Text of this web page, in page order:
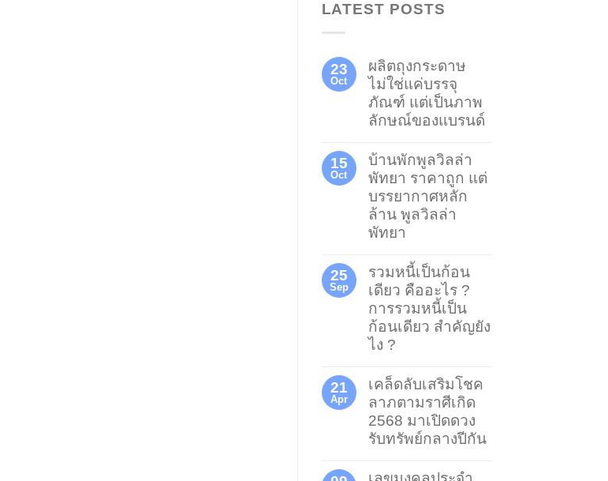
LATEST POSTS
23
Oct
ผลิตถุงกระดาษ
ไม่ใช่แค่บรรจุ
ภัณฑ์ แต่เป็นภาพ
ลักษณ์ของแบรนด์
15
Oct
บ้านพักพูลวิลล่า
พัทยา ราคาถูก แต่
บรรยากาศหลัก
ล้าน พูลวิลล่า
พัทยา
25
Sep
รวมหนี้เป็นก้อน
เดียว คืออะไร ?
การรวมหนี้เป็น
ก้อนเดียว สำคัญยัง
ไง ?
21
Apr
เคล็ดลับเสริมโชค
ลาภตามราศีเกิด
2568 มาเปิดดวง
รับทรัพย์กลางปีกัน